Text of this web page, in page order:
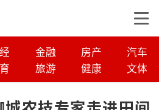
金融 房产
汽车
旅游 健康 文体